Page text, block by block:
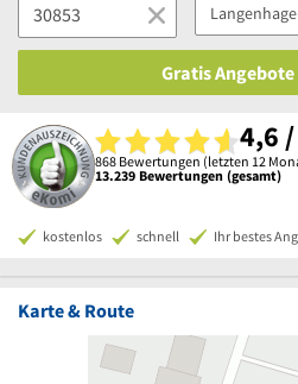
Gratis
4,6
868 Bewertungen (letzten 12
13.239 Bewertungen (gesamt)
kostenlos schnell Ihr bestes
Karte & Route